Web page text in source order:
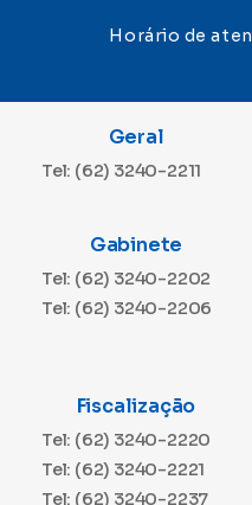
Horário de
Geral
Tel: (62) 3240-2211
Gabinete
Tel: (62) 3240-2202
Tel: (62) 3240-2206
Fiscalização
Tel: (62) 3240-2220
Tel: (62) 3240-2221
Tel: (62) 3240-2237